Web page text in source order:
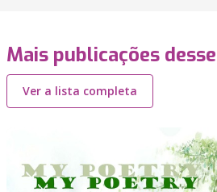
Mais publicações
Ver a lista completa